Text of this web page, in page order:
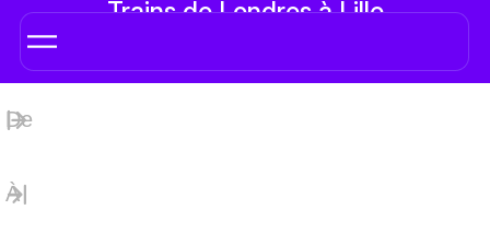
Trains de Londres à Lille